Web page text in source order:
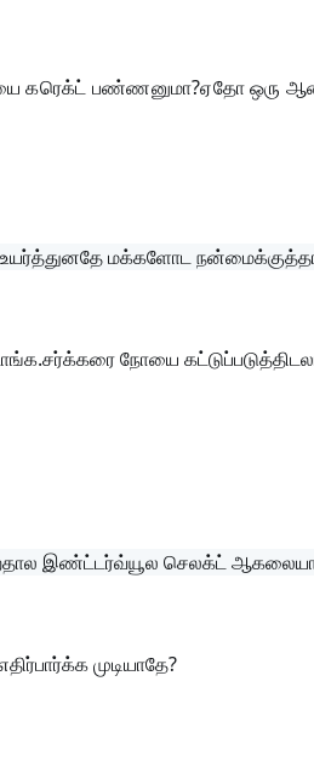
கரெக்ட் பண்ணனுமா?ஏதோ ஒரு
மக்களோட
நோயை
இண்ட்டர்வ்யூல செலக்ட்
முடியாதே?